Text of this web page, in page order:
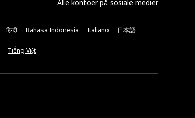
Alle kontoer på sosiale medier
हिन्दी Bahasa Indonesia Italiano 日本語
Tiếng Việt